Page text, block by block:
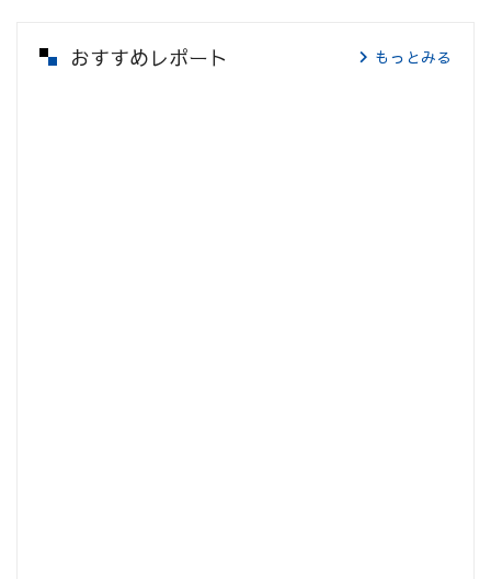
おすすめレポート もっとみる